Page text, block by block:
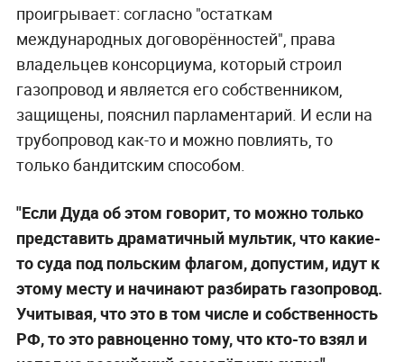
проигрывает: согласно "остаткам
международных договорённостей", права
владельцев консорциума, который строил
газопровод и является его собственником,
защищены, пояснил парламентарий. И если на
трубопровод как-то и можно повлиять, то
только бандитским способом.
"Если Дуда об этом говорит, то можно только
представить драматичный мультик, что какие-
то суда под польским флагом, допустим, идут к
этому месту и начинают разбирать газопровод.
Учитывая, что это в том числе и собственность
РФ, то это равноценно тому, что кто-то взял и